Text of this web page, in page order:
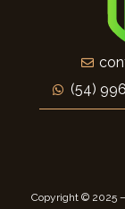
(54)
Copyright © 2025 –